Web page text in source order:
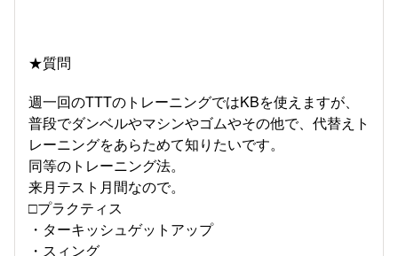
★質問
週一回のTTTのトレーニングではKBを使えますが、
普段でダンベルやマシンやゴムやその他で、代替えト
レーニングをあらためて知りたいです。
同等のトレーニング法。
来月テスト月間なので。
□プラクティス
・ターキッシュゲットアップ
・スィング